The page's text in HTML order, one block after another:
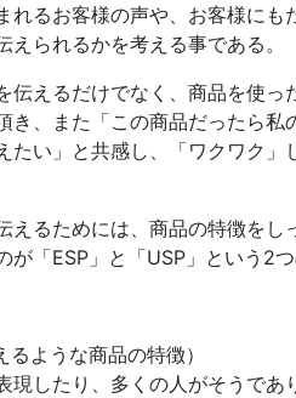
れるお客様の声や、お客様にも
えられるかを考える事である。
伝えるだけでなく、商品を使っ
き、また「この商品だったら私
たい」と共感し、「ワクワク
えるためには、商品の特徴をし
が「ESP」と「USP」という2
るような商品の特徴）
現したり、多くの人がそうであ